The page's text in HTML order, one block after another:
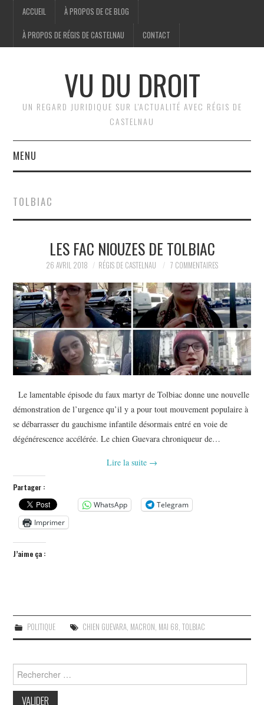
ACCUEIL À PROPOS DE CE BLOG
À PROPOS DE RÉGIS DE CASTELNAU CONTACT
VU DU DROIT
UN REGARD JURIDIQUE SUR L'ACTUALITÉ AVEC RÉGIS DE
CASTELNAU
MENU
BRÈVES
JURIDIQUE
HISTOIRE
CULTURE
SPORT
TOLBIAC
LES FAC NIOUZES DE TOLBIAC
26 AVRIL 2018 RÉGIS DE CASTELNAU 7 COMMENTAIRES
Le lamentable épisode du faux martyr de Tolbiac donne une nouvelle
démonstration de l’urgence qu’il y a pour tout mouvement populaire à
se débarrasser du gauchisme infantile désormais entré en voie de
dégénérescence accélérée. Le chien Guevara chroniqueur de…
Lire la suite →
Partager :
WhatsApp
Telegram
Imprimer
J’aime ça :
POLITIQUE CHIEN GUEVARA, MACRON, MAI 68, TOLBIAC
Search
for: